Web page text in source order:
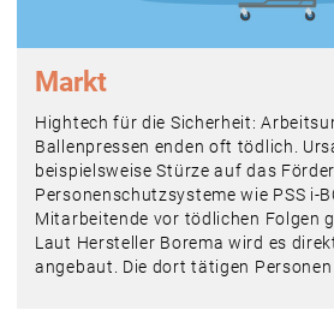
Markt
Hightech für die Sicherheit:
Ballenpressen enden oft tödlich.
beispielsweise Stürze auf das
Personenschutzsysteme wie PSS i-
Mitarbeitende vor tödlichen Folgen
Laut Hersteller Borema wird es
angebaut. Die dort tätigen Personen